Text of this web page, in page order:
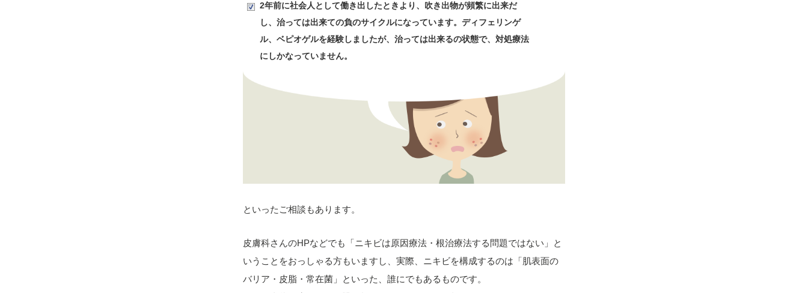
2年前に社会人として働き出したときより、吹き出物が頻繁に出来だ
し、治っては出来ての負のサイクルになっています。ディフェリンゲ
ル、ベピオゲルを経験しましたが、治っては出来るの状態で、対処療法
にしかなっていません。
といったご相談もあります。
皮膚科さんのHPなどでも「ニキビは原因療法・根治療法する問題ではない」と
いうことをおっしゃる方もいますし、実際、ニキビを構成するのは「肌表面の
バリア・皮脂・常在菌」といった、誰にでもあるものです。